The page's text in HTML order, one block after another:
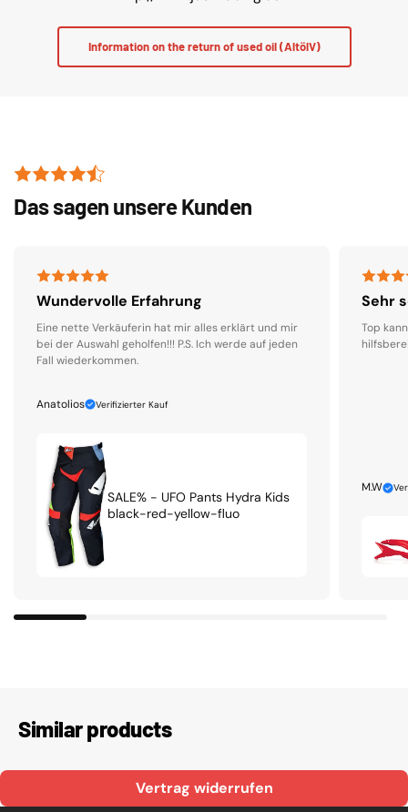
Information on the return of used oil (AltölV)
Das sagen unsere Kunden
Wundervolle Erfahrung
Eine nette Verkäuferin hat mir alles erklärt und mir
bei der Auswahl geholfen!!! P.S. Ich werde auf jeden
Fall wiederkommen.
Anatolios Verifizierter Kauf
SALE% - UFO Pants Hydra Kids
black-red-yellow-fluo
Sehr
Top
M.W
Similar products
Vertrag widerrufen